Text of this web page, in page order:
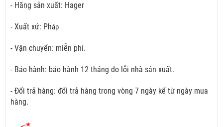
- Hãng sản xuất: Hager
- Xuất xứ: Pháp
- Vận chuyển: miễn phí.
- Bảo hành: bảo hành 12 tháng do lỗi nhà sản xuất.
- Đổi trả hàng: đổi trả hàng trong vòng 7 ngày kể từ ngày mua
hàng.